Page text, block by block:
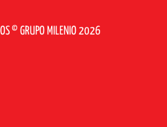
© GRUPO MILENIO 2026